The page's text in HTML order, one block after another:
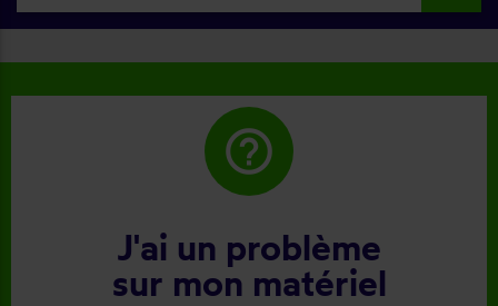
help_outline
J'ai un problème
sur mon matériel